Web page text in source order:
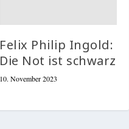
Felix Philip Ingold:
Die Not ist schwarz
10. November 2023